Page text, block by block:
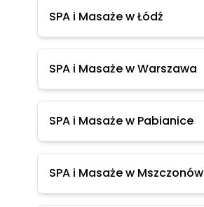
SPA i Masaże w Łódź
SPA i Masaże w Warszawa
SPA i Masaże w Pabianice
SPA i Masaże w Mszczonów